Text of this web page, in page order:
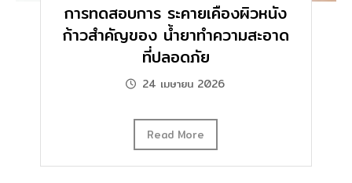
การทดสอบการ ระคายเคืองผิวหนัง
ก้าวสำคัญของ น้ำยาทำความสะอาด
ที่ปลอดภัย
24 เมษายน 2026
Read More